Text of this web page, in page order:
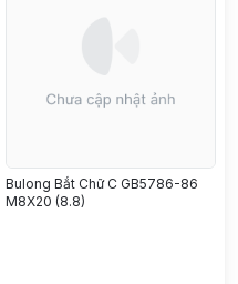
Bulong Bắt Chữ C GB5786-86
M8X20 (8.8)